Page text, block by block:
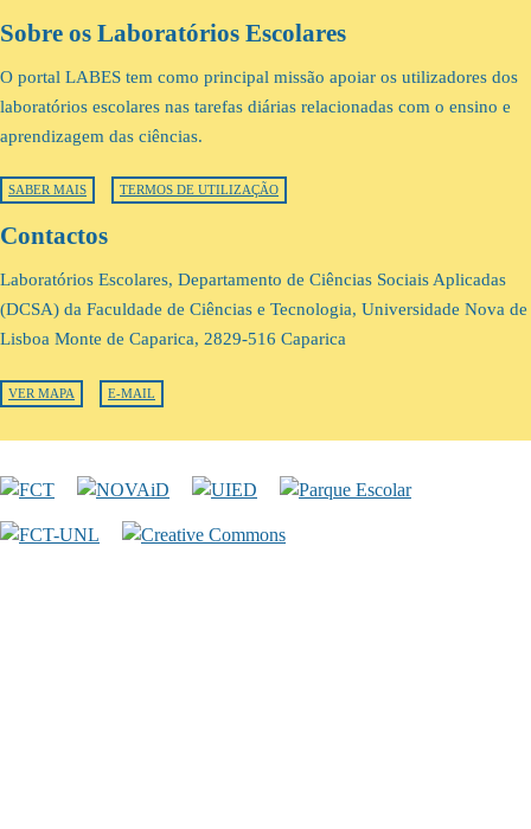
Sobre os Laboratórios Escolares
O portal LABES tem como principal missão apoiar os utilizadores dos
laboratórios escolares nas tarefas diárias relacionadas com o ensino e
aprendizagem das ciências.
SABER MAIS TERMOS DE UTILIZAÇÃO
Contactos
Laboratórios Escolares, Departamento de Ciências Sociais Aplicadas
(DCSA) da Faculdade de Ciências e Tecnologia, Universidade Nova de
Lisboa Monte de Caparica, 2829-516 Caparica
VER MAPA E-MAIL